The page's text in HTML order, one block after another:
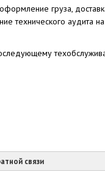
груза,
технического аудита
связи